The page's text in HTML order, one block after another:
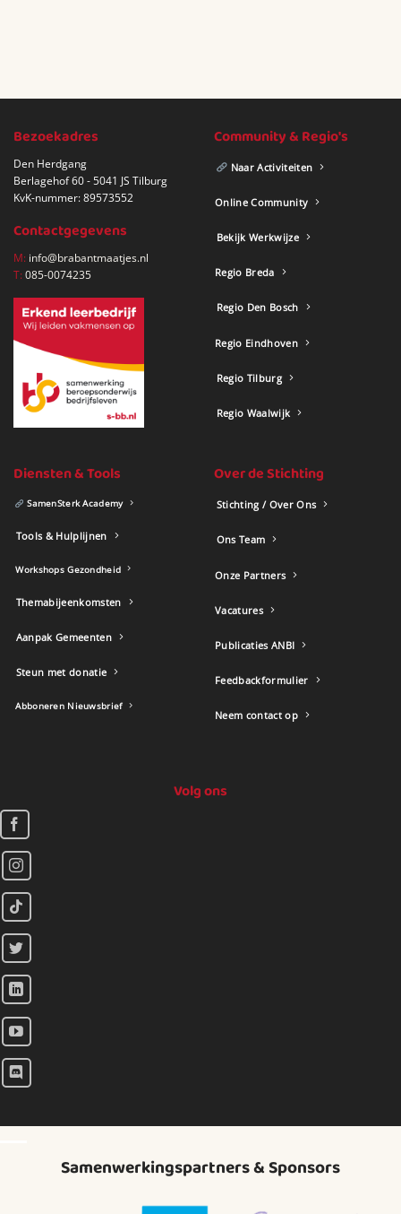
Bezoekadres
Den Herdgang
Berlagehof 60 - 5041 JS Tilburg
KvK-nummer: 89573552
Contactgegevens
M: info@brabantmaatjes.nl
T:085-0074235
Community & Regio's
Naar Activiteiten
Online Community
Bekijk Werkwijze
Regio Breda
Regio Den Bosch
Regio Eindhoven
Regio Tilburg
Regio Waalwijk
Diensten & Tools
SamenSterk Academy
Tools & Hulplijnen
Workshops Gezondheid
Themabijeenkomsten
Aanpak Gemeenten
Steun met donatie
Abboneren Nieuwsbrief
Over de Stichting
Stichting / Over Ons
Ons Team
Onze Partners
Vacatures
Publicaties ANBI
Feedbackformulier
Neem contact op
Volg ons
Samenwerkingspartners & Sponsors